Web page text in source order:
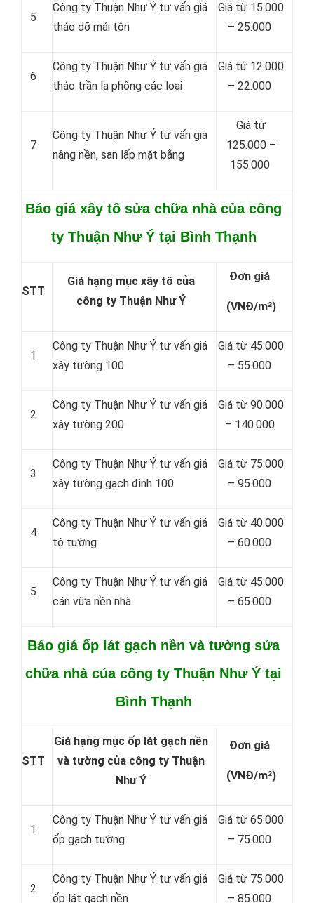
5
Công ty Thuận Như Ý tư vấn giá
tháo dỡ mái tôn
Giá từ 15.000
– 25.000
6
Công ty Thuận Như Ý tư vấn giá
tháo trần la phông các loại
Giá từ 12.000
– 22.000
7
Công ty Thuận Như Ý tư vấn giá
nâng nền, san lấp mặt bằng
Giá từ
125.000 –
155.000
Báo giá xây tô sửa chữa nhà của công
ty Thuận Như Ý tại Bình Thạnh
STT
Giá hạng mục xây tô của
công ty Thuận Như Ý
Đơn giá
(VNĐ/m²)
1
Công ty Thuận Như Ý tư vấn giá
xây tường 100
Giá từ 45.000
– 55.000
2
Công ty Thuận Như Ý tư vấn giá
xây tường 200
Giá từ 90.000
– 140.000
3
Công ty Thuận Như Ý tư vấn giá
xây tường gạch đinh 100
Giá từ 75.000
– 95.000
4
Công ty Thuận Như Ý tư vấn giá
tô tường
Giá từ 40.000
– 60.000
5
Công ty Thuận Như Ý tư vấn giá
cán vữa nền nhà
Giá từ 45.000
– 65.000
Báo giá ốp lát gạch nền và tường sửa
chữa nhà của công ty Thuận Như Ý tại
Bình Thạnh
STT
Giá hạng mục ốp lát gạch nền
và tường của công ty Thuận
Như Ý
Đơn giá
(VNĐ/m²)
1
Công ty Thuận Như Ý tư vấn giá
ốp gạch tường
Giá từ 65.000
– 75.000
2
Công ty Thuận Như Ý tư vấn giá
ốp lát gạch nền
Giá từ 75.000
– 85.000